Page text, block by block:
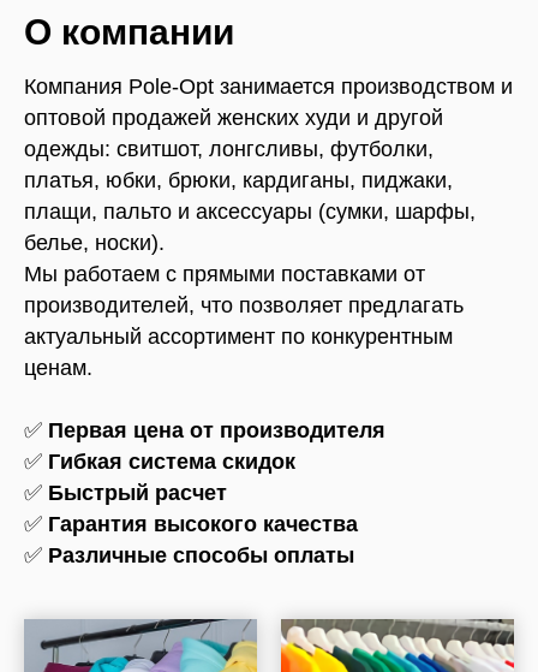
О компании
Компания Pole-Opt занимается производством и
оптовой продажей женских худи и другой
одежды: свитшот, лонгсливы, футболки,
платья, юбки, брюки, кардиганы, пиджаки,
плащи, пальто и аксессуары (сумки, шарфы,
белье, носки).
Мы работаем с прямыми поставками от
производителей, что позволяет предлагать
актуальный ассортимент по конкурентным
ценам.
✅ Первая цена от производителя
✅ Гибкая система скидок
✅ Быстрый расчет
✅ Гарантия высокого качества
✅ Различные способы оплаты